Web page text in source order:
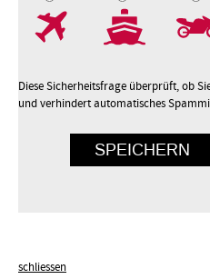
Diese Sicherheitsfrage überprüft, ob
und verhindert automatisches
schliessen